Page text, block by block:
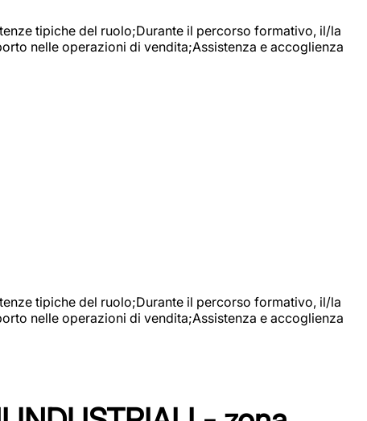
tipiche del ruolo;Durante il percorso formativo, il/la
nelle operazioni di vendita;Assistenza e accoglienza
tipiche del ruolo;Durante il percorso formativo, il/la
nelle operazioni di vendita;Assistenza e accoglienza